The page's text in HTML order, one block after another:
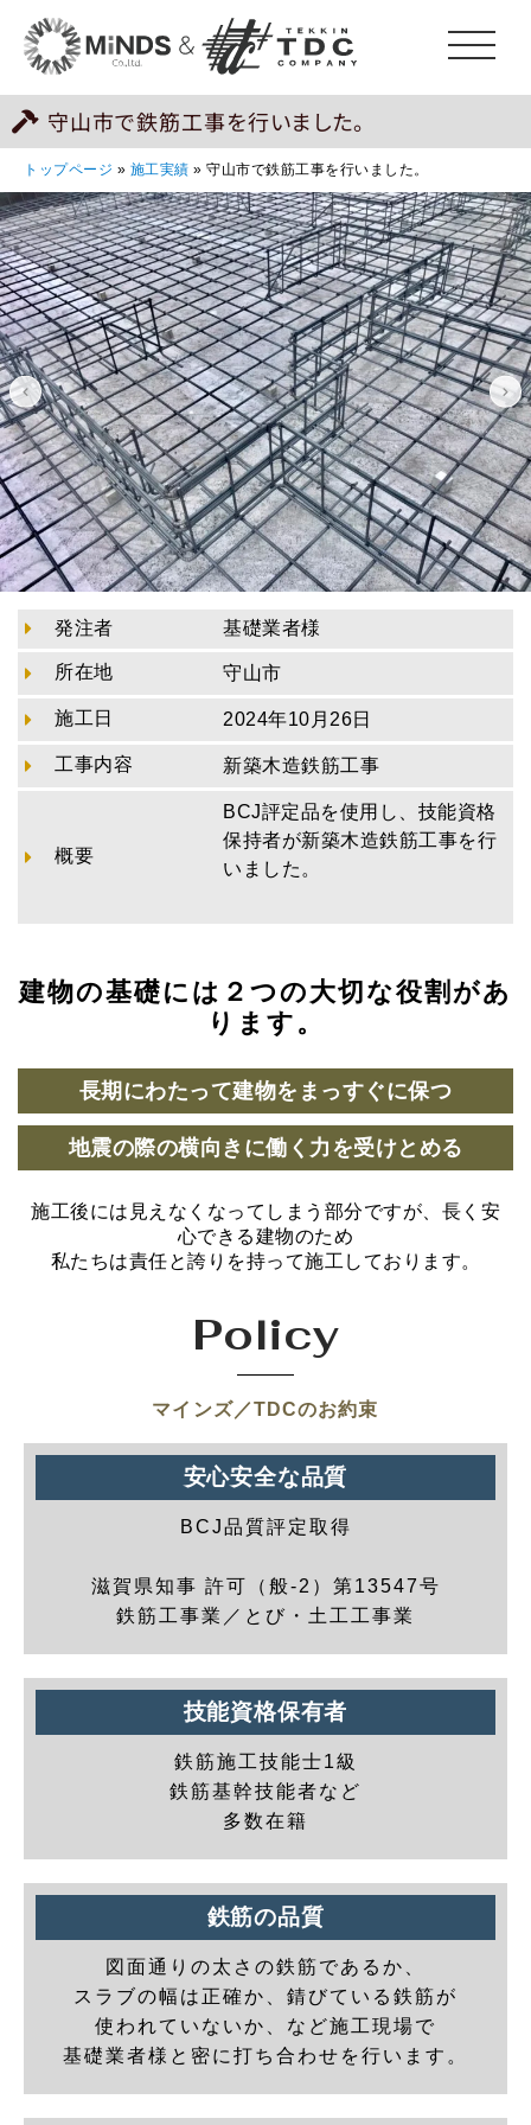
守山市で鉄筋工事を行いました。
トップページ » 施工実績 » 守山市で鉄筋工事を行いました。
発注者 基礎業者様
所在地 守山市
施工日 2024年10月26日
工事内容 新築木造鉄筋工事
概要
BCJ評定品を使用し、技能資格
保持者が新築木造鉄筋工事を行
いました。
建物の基礎には２つの大切な役割があ
ります。
長期にわたって建物をまっすぐに保つ
地震の際の横向きに働く力を受けとめる
施工後には見えなくなってしまう部分ですが、長く安
心できる建物のため
私たちは責任と誇りを持って施工しております。
Policy
マインズ／TDCのお約束
安心安全な品質
BCJ品質評定取得
滋賀県知事 許可（般-2）第13547号
鉄筋工事業／とび・土工工事業
技能資格保有者
鉄筋施工技能士1級
鉄筋基幹技能者など
多数在籍
鉄筋の品質
図面通りの太さの鉄筋であるか、
スラブの幅は正確か、錆びている鉄筋が
使われていないか、など施工現場で
基礎業者様と密に打ち合わせを行います。